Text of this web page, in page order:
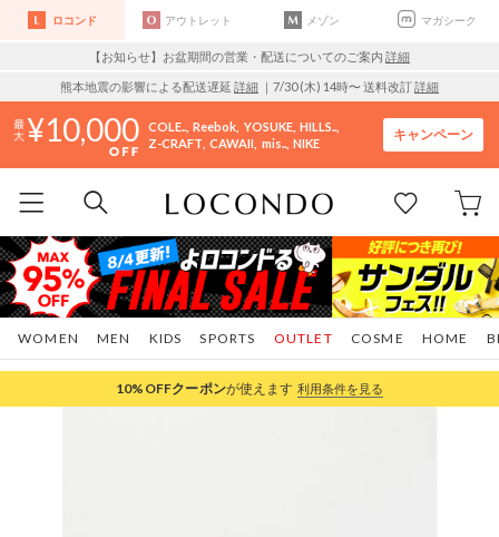
ロコンド アウトレット メゾン マガシーク
【お知らせ】お盆期間の営業・配送についてのご案内 詳細
熊本地震の影響による配送遅延 詳細 ｜7/30 (木) 14時〜 送料改訂詳細
10,000 COLE.. Reebok YOSUKE HILLS..
Z-CRAFT CAWAII mis.. NIKE
キャンペーン
WOMEN MEN KIDS SPORTS COSME HOME
OUTLET
10%OFFクーポンが使えます 利用条件を見る